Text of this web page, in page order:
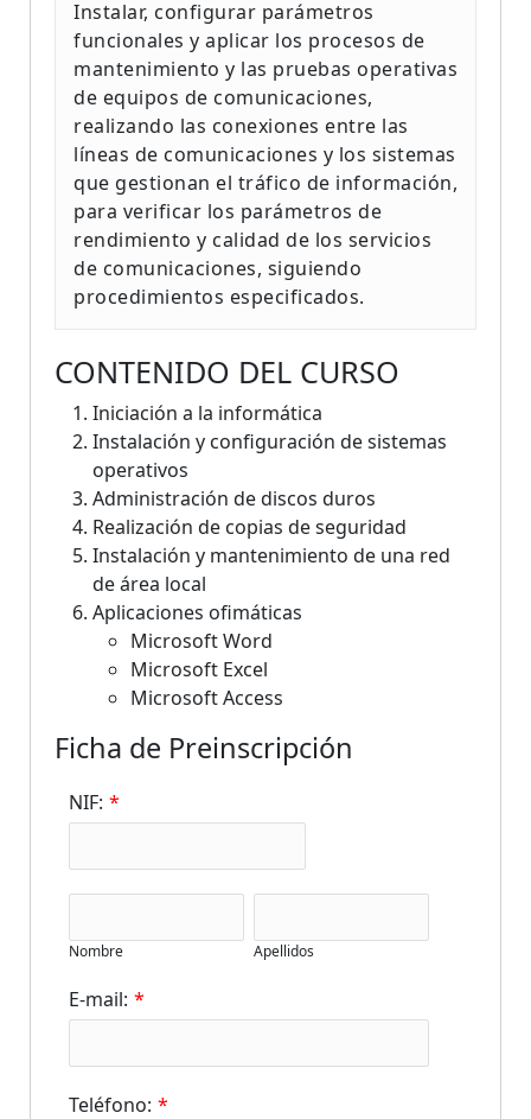
Instalar, configurar parámetros
funcionales y aplicar los procesos de
mantenimiento y las pruebas operativas
de equipos de comunicaciones,
realizando las conexiones entre las
líneas de comunicaciones y los sistemas
que gestionan el tráfico de información,
para verificar los parámetros de
rendimiento y calidad de los servicios
de comunicaciones, siguiendo
procedimientos especificados.
CONTENIDO DEL CURSO
Iniciación a la informática
Instalación y configuración de sistemas
operativos
Administración de discos duros
Realización de copias de seguridad
Instalación y mantenimiento de una red
de área local
Aplicaciones ofimáticas
Microsoft Word
Microsoft Excel
Microsoft Access
Ficha de Preinscripción
NIF: *
Nombre Apellidos
E-mail: *
Teléfono: *